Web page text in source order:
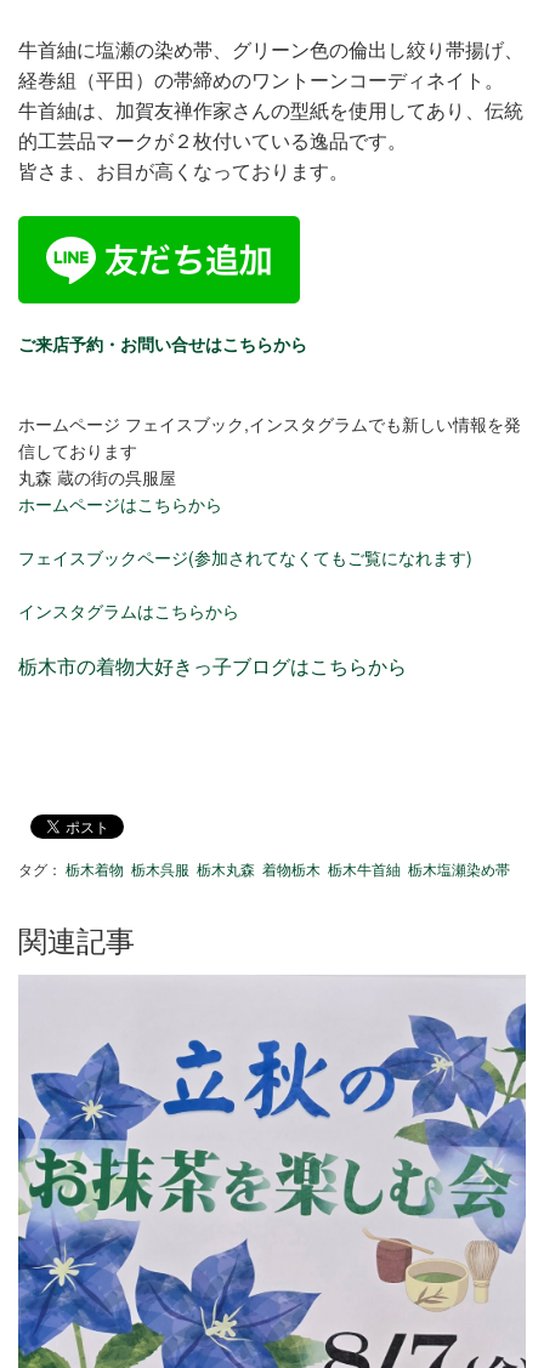
牛首紬に塩瀬の染め帯、グリーン色の倫出し絞り帯揚げ、
経巻組（平田）の帯締めのワントーンコーディネイト。
牛首紬は、加賀友禅作家さんの型紙を使用してあり、伝統
的工芸品マークが２枚付いている逸品です。
皆さま、お目が高くなっております。
ご来店予約・お問い合せはこちらから
ホームページ フェイスブック,インスタグラムでも新しい情報を発
信しております
丸森 蔵の街の呉服屋
ホームページはこちらから
フェイスブックページ(参加されてなくてもご覧になれます)
インスタグラムはこちらから
栃木市の着物大好きっ子ブログはこちらから
タグ： 栃木着物 栃木呉服 栃木丸森 着物栃木 栃木牛首紬 栃木塩瀬染め帯
関連記事